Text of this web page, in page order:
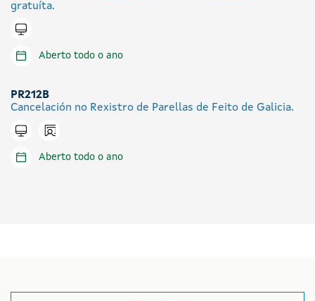
gratuíta.
Tramitar en liña
Aberto todo o ano
PR212B
Cancelación no Rexistro de Parellas de Feito de Galicia.
Tramitar en liña
Icono presencial
Aberto todo o ano